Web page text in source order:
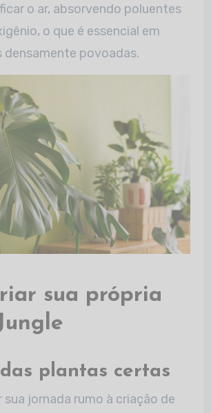
o ar, absorvendo poluentes
o que é essencial em
densamente povoadas.
sua própria
plantas certas
sua jornada rumo à criação de